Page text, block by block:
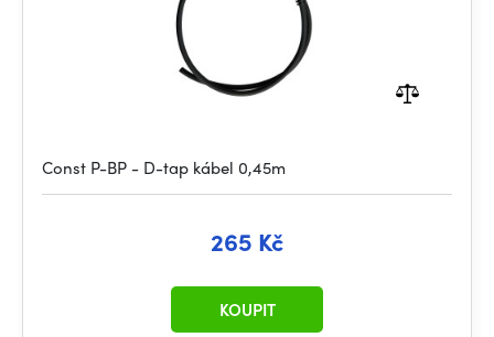
Const P-BP - D-tap kábel 0,45m
265 Kč
KOUPIT